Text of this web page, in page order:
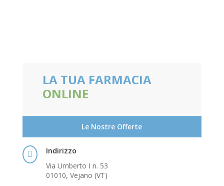
LA TUA FARMACIA
ONLINE
Le Nostre Offerte

Indirizzo
Via Umberto I n. 53
01010, Vejano (VT)